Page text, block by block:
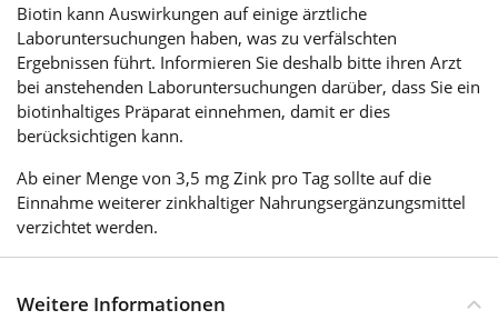
Biotin kann Auswirkungen auf einige ärztliche
Laboruntersuchungen haben, was zu verfälschten
Ergebnissen führt. Informieren Sie deshalb bitte ihren Arzt
bei anstehenden Laboruntersuchungen darüber, dass Sie ein
biotinhaltiges Präparat einnehmen, damit er dies
berücksichtigen kann.
Ab einer Menge von 3,5 mg Zink pro Tag sollte auf die
Einnahme weiterer zinkhaltiger Nahrungsergänzungsmittel
verzichtet werden.
Weitere Informationen